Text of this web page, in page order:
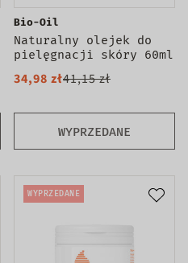
WYPRZEDANE
Bio-Oil
Naturalny olejek do
pielęgnacji skóry 60ml
34,98 zł41,15 zł
WYPRZEDANE